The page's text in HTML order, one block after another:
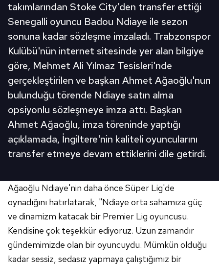
takımlarından Stoke City’den transfer ettiği
Senegalli oyuncu Badou Ndiaye ile sezon
sonuna kadar sözleşme imzaladı. Trabzonspor
Kulübü'nün internet sitesinde yer alan bilgiye
göre, Mehmet Ali Yılmaz Tesisleri'nde
gerçekleştirilen ve başkan Ahmet Ağaoğlu'nun
bulunduğu törende Ndiaye satın alma
opsiyonlu sözleşmeye imza attı. Başkan
Ahmet Ağaoğlu, imza töreninde yaptığı
açıklamada, İngiltere'nin kaliteli oyuncularını
transfer etmeye devam ettiklerini dile getirdi.
Ağaoğlu Ndiaye'nin daha önce Süper Lig'de
oynadığını hatırlatarak, "Ndiaye orta sahamıza güç
ve dinamizm katacak bir Premier Lig oyuncusu.
Kendisine çok teşekkür ediyoruz. Uzun zamandır
gündemimizde olan bir oyuncuydu. Mümkün olduğu
kadar sessiz, sedasız yapmaya çalıştığımız bir